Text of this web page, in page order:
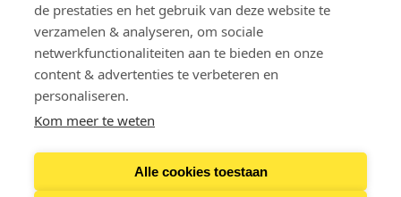
de prestaties en het gebruik van deze website te
verzamelen & analyseren, om sociale
netwerkfunctionaliteiten aan te bieden en onze
content & advertenties te verbeteren en
personaliseren.
Kom meer te weten
Alle cookies toestaan
i-learn.vlaanderen is een officiële website
van de Vlaamse overheid
uitgegeven door Departement Economie, Wetenschap en Innovatie
Departement Onderwijs en Vorming
Ondernemen
AHOVOKS
Contacteer ons